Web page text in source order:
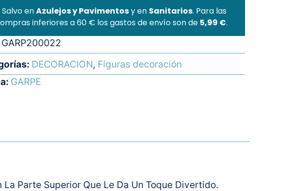
Salvo enAzulejos y Pavimentosy en Sanitarios. Para las
inferiores a 60 € los gastos de envío son de 5,99 €.
GARP200022
DECORACION, Figuras decoración
GARPE
Parte Superior Que Le Da Un Toque Divertido.